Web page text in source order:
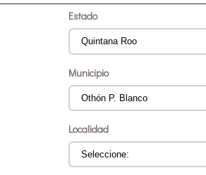
Estado
Municipio
Localidad